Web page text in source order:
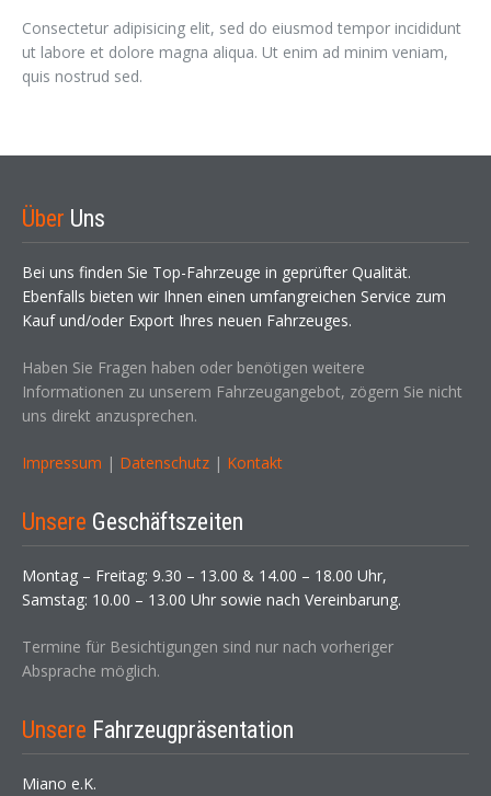
Consectetur adipisicing elit, sed do eiusmod tempor incididunt
ut labore et dolore magna aliqua. Ut enim ad minim veniam,
quis nostrud sed.
Über Uns
Bei uns finden Sie Top-Fahrzeuge in geprüfter Qualität.
Ebenfalls bieten wir Ihnen einen umfangreichen Service zum
Kauf und/oder Export Ihres neuen Fahrzeuges.
Haben Sie Fragen haben oder benötigen weitere
Informationen zu unserem Fahrzeugangebot, zögern Sie nicht
uns direkt anzusprechen.
Impressum | Datenschutz | Kontakt
Unsere Geschäftszeiten
Montag – Freitag: 9.30 – 13.00 & 14.00 – 18.00 Uhr,
Samstag: 10.00 – 13.00 Uhr sowie nach Vereinbarung.
Termine für Besichtigungen sind nur nach vorheriger
Absprache möglich.
Unsere Fahrzeugpräsentation
Miano e.K.